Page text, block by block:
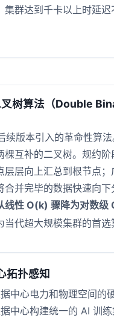
集群达到千卡以上时延迟
叉树算法（Double
续版本引入的革命性算
棵互补的二叉树。规约阶
层层向上汇总到根节点；
合并完毕的数据快速向下
线性 O(k) 骤降为对数级
当代超大规模集群的首选
拓扑感知
中心电力和物理空间的
中心构建统一的 AI 训